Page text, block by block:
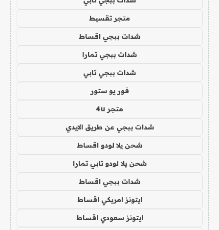
متجر تقسيط
شدات ببجي اقساط
شدات ببجي تمارا
شدات ببجي تابي
فور يو ستور
متجر 4u
شدات ببجي عن طريق الايدي
شحن يلا لودو اقساط
شحن يلا لودو تابي تمارا
شدات ببجي اقساط
ايتونز امريكي اقساط
ايتونز سعودي اقساط